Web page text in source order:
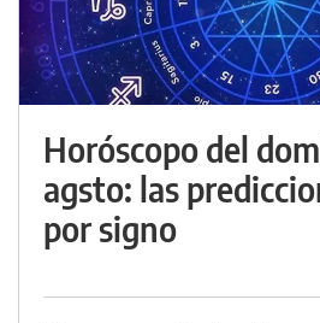
Horóscopo del
agsto: las
por signo